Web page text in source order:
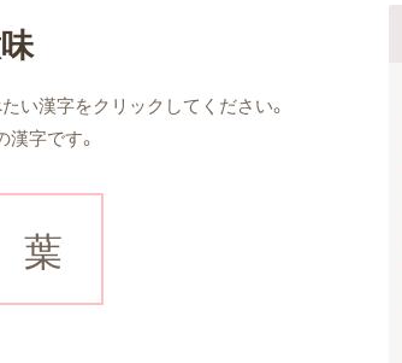
い漢字をクリックしてください。
字です。
葉